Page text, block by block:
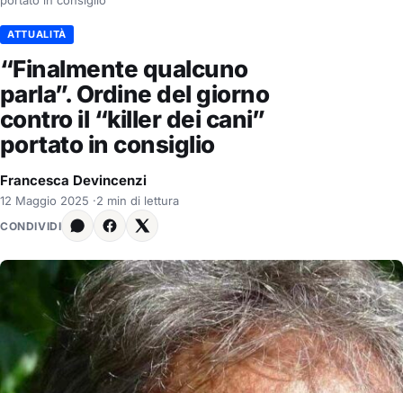
ATTUALITÀ
“Finalmente qualcuno
parla”. Ordine del giorno
contro il “killer dei cani”
portato in consiglio
Francesca Devincenzi
12 Maggio 2025 ·2 min di lettura
CONDIVIDI